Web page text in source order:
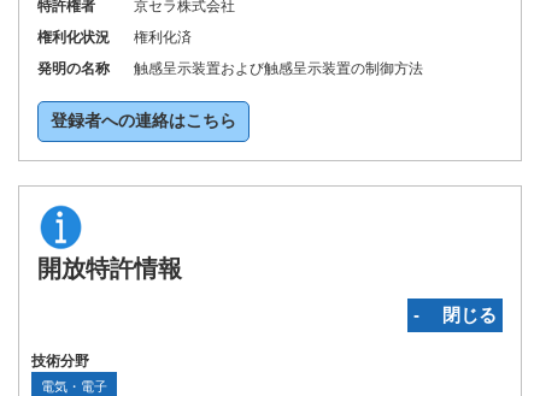
特許権者
京セラ株式会社
権利化状況
権利化済
発明の名称
触感呈示装置および触感呈示装置の制御方法
登録者への連絡はこちら
開放特許情報
‐ 閉じる
技術分野
電気・電子